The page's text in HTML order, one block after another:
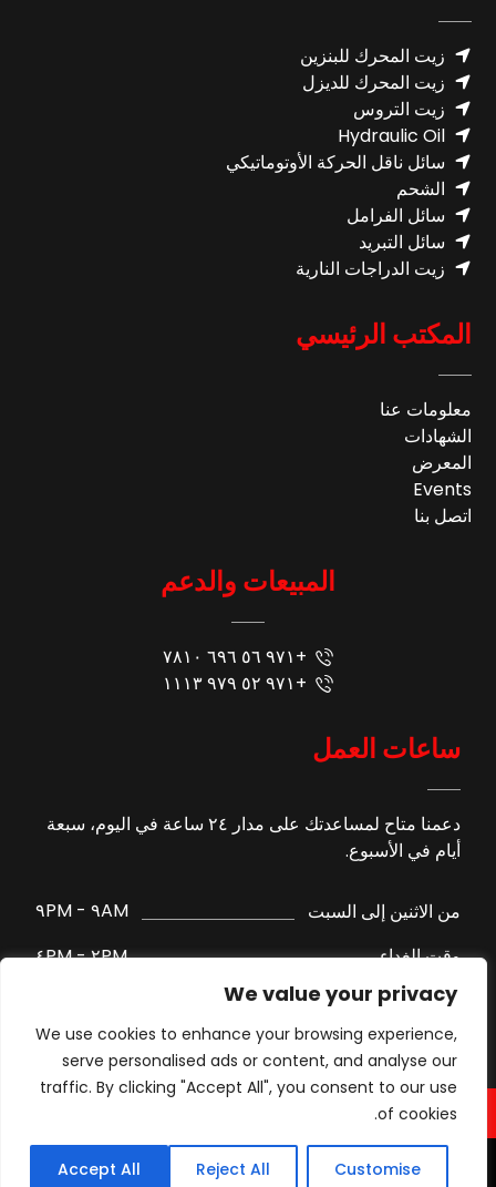
We value your privacy
We use cookies to enhance your browsing experience,
serve personalised ads or content, and analyse our
traffic. By clicking "Accept All", you consent to our use
of cookies.
Customise
Reject All
Accept All
زيت المحرك للبنزين
زيت المحرك للديزل
زيت التروس
Hydraulic Oil
سائل ناقل الحركة الأوتوماتيكي
الشحم
سائل الفرامل
سائل التبريد
زيت الدراجات النارية
المكتب الرئيسي
معلومات عنا
الشهادات
المعرض
Events
اتصل بنا
المبيعات والدعم
+٩٧١ ٥٦ ٦٩٦ ٧٨١٠
+٩٧١ ٥٢ ٩٧٩ ١١١٣
ساعات العمل
دعمنا متاح لمساعدتك على مدار ٢٤ ساعة في اليوم، سبعة
أيام في الأسبوع.
من الاثنين إلى السبت
٩AM - ٩PM
وقت الغداء
٢PM - ٤PM
الأحد